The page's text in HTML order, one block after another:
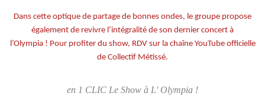
Dans cette optique de partage de bonnes ondes, le groupe propose
également de revivre l’intégralité de son dernier concert à
l’Olympia ! Pour profiter du show, RDV sur la chaîne YouTube officielle
de Collectif Métissé.
en 1 CLIC Le Show à L' Olympia !